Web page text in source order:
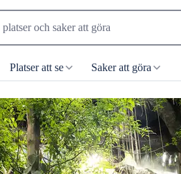
Platser att se Saker att göra